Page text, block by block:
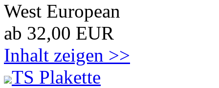
West European
ab 32,00 EUR
Inhalt zeigen >>
TS Plakette